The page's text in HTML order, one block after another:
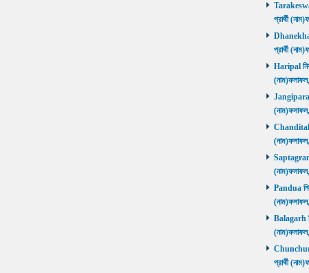
প্রার্থী
Dhanekhali
প্রার্থী
Haripal
Jangipara
Chanditala
Saptagram
Pandua
Balagarh
Chunchura
প্রার্থী